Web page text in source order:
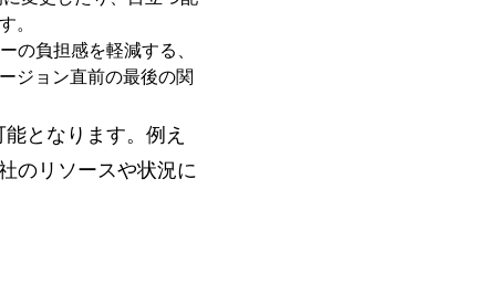
。
の負担感を軽減する、
ジョン直前の最後の関
となります。例え
のリソースや状況に